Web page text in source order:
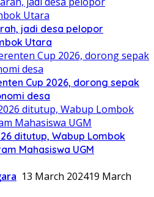
jadi desa pelopor
Utara
Cup 2026, dorong sepak
desa
ditutup, Wabup Lombok
Mahasiswa UGM
13 March 202419 March